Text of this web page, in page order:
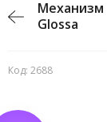
Механизм
Glossa
Код: 2688